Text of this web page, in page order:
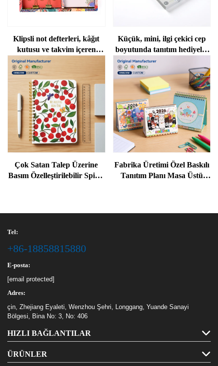
Klipsli not defterleri, kâğıt
kutusu ve takvim içeren
kırtasiye seti
Küçük, mini, ilgi çekici cep
boyutunda tanıtım hediyelik
Euro not defteri
Çok Satan Talep Üzerine
Basım Özelleştirilebilir Spiral
Fabrika Üretimi Özel Baskılı
Tanıtım Planı Masa Üstü
Tel:
+86-18858815880
E-posta:
[email protected]
Adres:
çin, Zhejiang Eyaleti, Wenzhou Şehri, Longgang, Yuande Sanayi
Bölgesi, Bina No: 3, No: 406
HIZLI BAĞLANTILAR
ÜRÜNLER